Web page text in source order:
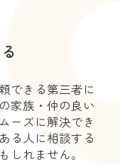
できる第三者に
家族・仲の良い
ーズに解決でき
る人に相談する
しれません。